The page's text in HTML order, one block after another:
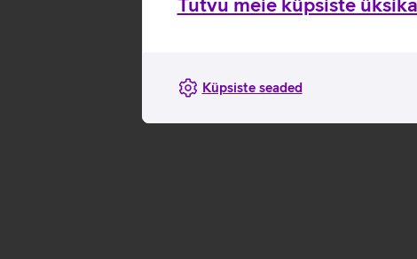
Küpsiste seaded